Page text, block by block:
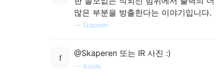
많은 부분을 방출한다는 이야기입니다.
— Skaperen
@Skaperen 또는 IR 사진 :)
auujay